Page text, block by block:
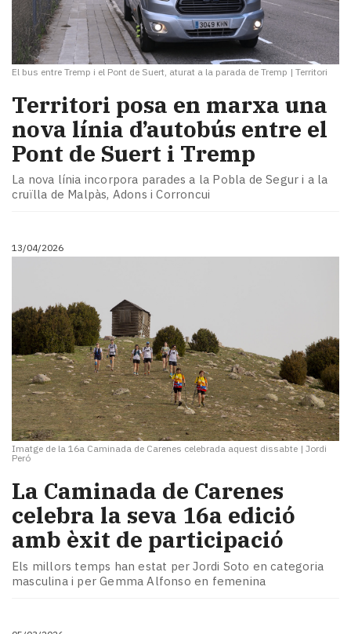
El bus entre Tremp i el Pont de Suert, aturat a la parada de Tremp | Territori
Territori posa en marxa una
nova línia d’autobús entre el
Pont de Suert i Tremp
La nova línia incorpora parades a la Pobla de Segur i a la
cruïlla de Malpàs, Adons i Corroncui
13/04/2026
Imatge de la 16a Caminada de Carenes celebrada aquest dissabte | Jordi
Peró
La Caminada de Carenes
celebra la seva 16a edició
amb èxit de participació
Els millors temps han estat per Jordi Soto en categoria
masculina i per Gemma Alfonso en femenina